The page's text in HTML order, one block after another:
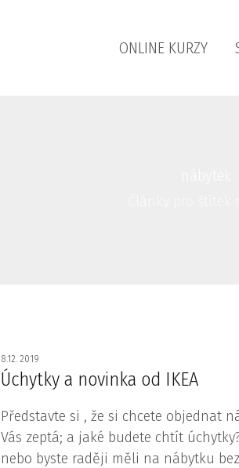
ONLINE KURZY
8.12. 2019
Úchytky a novinka od IKEA
Představte si , že si chcete objednat
Vás zeptá; a jaké budete chtít
nebo byste raději měli na nábytku